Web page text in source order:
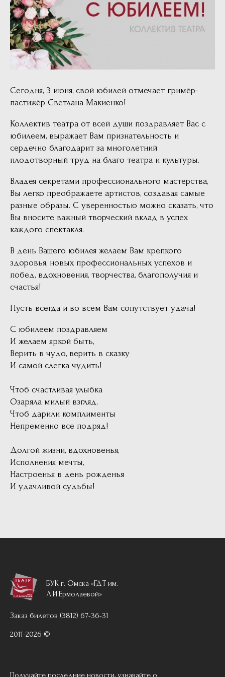
Сегодня, 3 июня, свой юбилей отмечает гримёр-
пастижёр Светлана Макиенко!
Коллектив театра от всей души поздравляет Вас с
юбилеем, выражает Вам признательность и
сердечно благодарит за многолетний
плодотворный труд на благо театра и культуры.
Владея секретами профессионального мастерства,
Вы легко преображаете артистов, создавая самые
разные образы. С уверенностью можно сказать, что
Вы вносите важный творческий вклад в успех
каждого спектакля.
В день Вашего юбилея желаем Вам крепкого
здоровья, новых профессиональных успехов и
побед, вдохновения, творчества, благополучия и
счастья!
Пусть всегда и во всём Вам сопутствует удача!
С юбилеем поздравляем
И желаем яркой быть,
Верить в чудо, верить в сказку
И самой слегка чудить!
Чтоб счастливая улыбка
Озаряла милый взгляд,
Чтоб дарили комплименты
Непременно все подряд!
Долгой жизни, вдохновенья,
Исполнения мечты,
Настроенья в день рожденья
И удачливой судьбы!
БУК г. Омска «ГДТ им.
Л.И.Ермолаевой»
Заказ билетов (3812) 67-36-31
2011-2026 ©
Получайте последние новости, узнавайте о